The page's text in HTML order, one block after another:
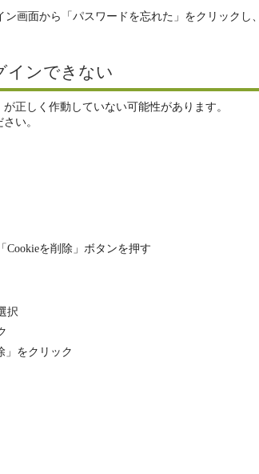
画面から「パスワードを忘れた」をクリックし
インできない
正しく作動していない可能性があります。
い。
Cookieを削除」ボタンを押す
択
」をクリック